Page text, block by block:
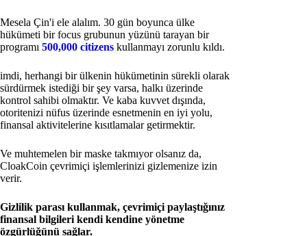
Mesela Çin'i ele alalım. 30 gün boyunca ülke
hükümeti bir focus grubunun yüzünü tarayan bir
programı 500,000 citizens kullanmayı zorunlu kıldı.
imdi, herhangi bir ülkenin hükümetinin sürekli olarak
sürdürmek istediği bir şey varsa, halkı üzerinde
kontrol sahibi olmaktır. Ve kaba kuvvet dışında,
otoritenizi nüfus üzerinde esnetmenin en iyi yolu,
finansal aktivitelerine kısıtlamalar getirmektir.
Ve muhtemelen bir maske takmıyor olsanız da,
CloakCoin çevrimiçi işlemlerinizi gizlemenize izin
verir.
Gizlilik parası kullanmak, çevrimiçi paylaştığınız
finansal bilgileri kendi kendine yönetme
özgürlüğünü sağlar.